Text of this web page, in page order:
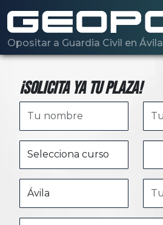
Opositar a Guardia Civil en Ávila
¡Solicita ya tu plaza!